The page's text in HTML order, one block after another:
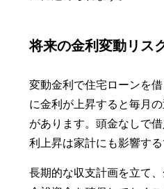
将来の金利変動リス
変動金利で住宅ローンを
に金利が上昇すると毎月
があります。頭金なしで
利上昇は家計にも影響する
長期的な収支計画を立て